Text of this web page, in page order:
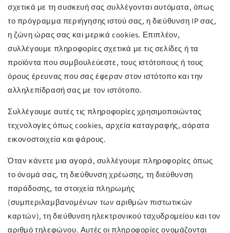
σχετικά με τη συσκευή σας συλλέγονται αυτόματα, όπως
το πρόγραμμα περιήγησης ιστού σας, η διεύθυνση IP σας,
η ζώνη ώρας σας και μερικά cookies. Επιπλέον,
συλλέγουμε πληροφορίες σχετικά με τις σελίδες ή τα
προϊόντα που συμβουλεύεστε, τους ιστότοπους ή τους
όρους έρευνας που σας έφεραν στον ιστότοπο και την
αλληλεπίδρασή σας με τον ιστότοπο.
Συλλέγουμε αυτές τις πληροφορίες χρησιμοποιώντας
τεχνολογίες όπως cookies, αρχεία καταγραφής, αόρατα
εικονοστοιχεία και φάρους.
Όταν κάνετε μια αγορά, συλλέγουμε πληροφορίες όπως
το όνομά σας, τη διεύθυνση χρέωσης, τη διεύθυνση
παράδοσης, τα στοιχεία πληρωμής
(συμπεριλαμβανομένων των αριθμών πιστωτικών
καρτών), τη διεύθυνση ηλεκτρονικού ταχυδρομείου και τον
αριθμό τηλεφώνου. Αυτές οι πληροφορίες ονομάζονται